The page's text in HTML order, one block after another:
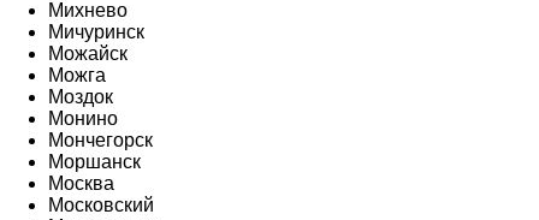
Михнево
Мичуринск
Можайск
Можга
Моздок
Монино
Мончегорск
Моршанск
Москва
Московский